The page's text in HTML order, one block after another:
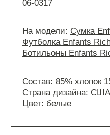
06-0317
На модели: Сумка
Футболка Enfants
Ботильоны Enfants
Состав: 85% хлопок
Страна дизайна: США
Цвет: белые